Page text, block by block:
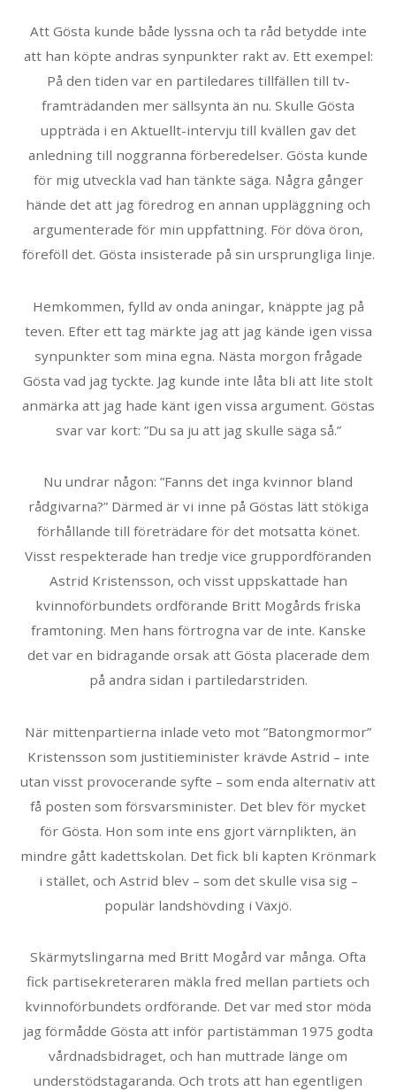
Att Gösta kunde både lyssna och ta råd betydde inte
att han köpte andras synpunkter rakt av. Ett exempel:
På den tiden var en partiledares tillfällen till tv-
framträdanden mer sällsynta än nu. Skulle Gösta
uppträda i en Aktuellt-intervju till kvällen gav det
anledning till noggranna förberedelser. Gösta kunde
för mig utveckla vad han tänkte säga. Några gånger
hände det att jag föredrog en annan uppläggning och
argumenterade för min uppfattning. För döva öron,
föreföll det. Gösta insisterade på sin ursprungliga linje.
Hemkommen, fylld av onda aningar, knäppte jag på
teven. Efter ett tag märkte jag att jag kände igen vissa
synpunkter som mina egna. Nästa morgon frågade
Gösta vad jag tyckte. Jag kunde inte låta bli att lite stolt
anmärka att jag hade känt igen vissa argument. Göstas
svar var kort: ”Du sa ju att jag skulle säga så.”
Nu undrar någon: ”Fanns det inga kvinnor bland
rådgivarna?” Därmed är vi inne på Göstas lätt stökiga
förhållande till företrädare för det motsatta könet.
Visst respekterade han tredje vice gruppordföranden
Astrid Kristensson, och visst uppskattade han
kvinnoförbundets ordförande Britt Mogårds friska
framtoning. Men hans förtrogna var de inte. Kanske
det var en bidragande orsak att Gösta placerade dem
på andra sidan i partiledarstriden.
När mittenpartierna inlade veto mot ”Batongmormor”
Kristensson som justitieminister krävde Astrid – inte
utan visst provocerande syfte – som enda alternativ att
få posten som försvarsminister. Det blev för mycket
för Gösta. Hon som inte ens gjort värnplikten, än
mindre gått kadettskolan. Det fick bli kapten Krönmark
i stället, och Astrid blev – som det skulle visa sig –
populär landshövding i Växjö.
Skärmytslingarna med Britt Mogård var många. Ofta
fick partisekreteraren mäkla fred mellan partiets och
kvinnoförbundets ordförande. Det var med stor möda
jag förmådde Gösta att inför partistämman 1975 godta
vårdnadsbidraget, och han muttrade länge om
understödstagaranda. Och trots att han egentligen